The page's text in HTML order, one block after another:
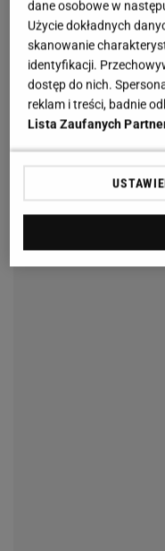
dane osobowe w
Użycie dokładnych
skanowanie
identyfikacji.
dostęp do nich.
reklam i treści, badnie
Lista Zaufanych